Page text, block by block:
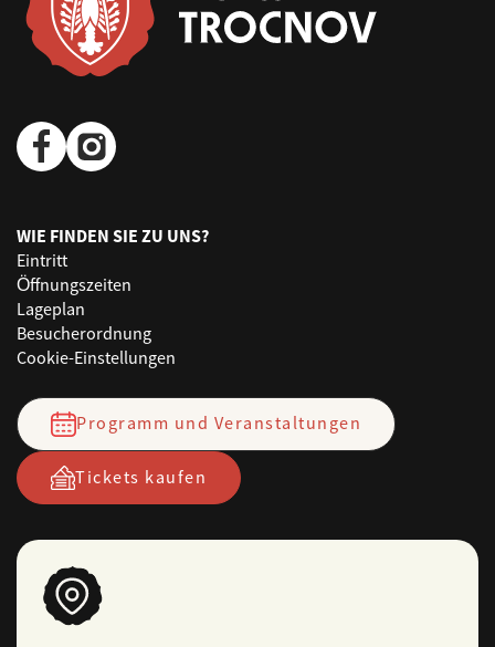
WIE FINDEN SIE ZU UNS?
Eintritt
Öffnungszeiten
Lageplan
Besucherordnung
Cookie-Einstellungen
Programm und Veranstaltungen
Tickets kaufen